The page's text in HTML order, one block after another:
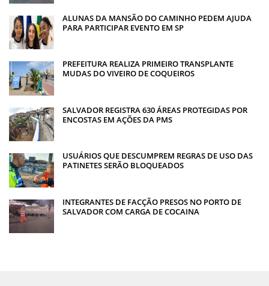
ALUNAS DA MANSÃO DO CAMINHO PEDEM AJUDA
PARA PARTICIPAR EVENTO EM SP
PREFEITURA REALIZA PRIMEIRO TRANSPLANTE
MUDAS DO VIVEIRO DE COQUEIROS
SALVADOR REGISTRA 630 ÁREAS PROTEGIDAS POR
ENCOSTAS EM AÇÕES DA PMS
USUÁRIOS QUE DESCUMPREM REGRAS DE USO DAS
PATINETES SERÃO BLOQUEADOS
INTEGRANTES DE FACÇÃO PRESOS NO PORTO DE
SALVADOR COM CARGA DE COCAINA